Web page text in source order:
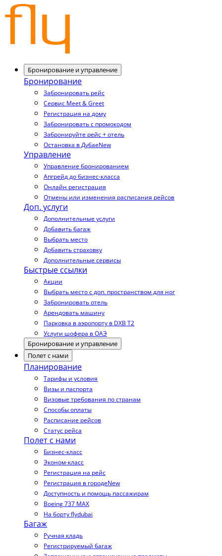
Бронирование и управление
Бронирование
Забронировать рейс
Сервис Meet & Greet
Регистрация на дому
Забронировать с промокодом
Забронируйте рейс + отель
Остановка в ДубаеNew
Управление
Управление бронированием
Апгрейд до бизнес-класса
Онлайн регистрация
Отмены или изменения расписания рейсов
Доп. услуги
Дополнительные услуги
Добавить багаж
Выбрать место
Добавить страховку
Дополнительные сервисы
Быстрые ссылки
Акции
Выбрать место с доп. пространством для ног
Забронировать отель
Арендовать машину
Парковка в аэропорту в DXB T2
Услуги шофера в ОАЭ
Бронирование и управление
Полет с нами
Планирование
Тарифы и условия
Визы и паспорта
Визовые требования по странам
Способы оплаты
Расписание рейсов
Статус рейса
Полет с нами
Бизнес-класс
Эконом-класс
Регистрация на рейс
Регистрация в городеNew
Доступность и помощь пассажирам
Boeing 737 MAX
На борту flydubai
Багаж
Ручная кладь
Регистрируемый багаж